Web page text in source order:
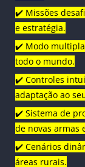
✔️ Missões
e estratégia.
✔️ Modo
todo o mundo.
✔️ Controles
adaptação ao
✔️ Sistema de
de novas armas
✔️ Cenários
áreas rurais.